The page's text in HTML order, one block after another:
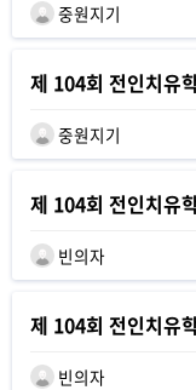
중원지기
제 104회 전인치유
중원지기
제 104회 전인치유
빈의자
제 104회 전인치유
빈의자